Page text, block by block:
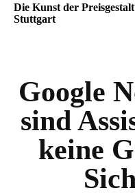
Die Kunst der
Stuttgart
Google
sind
keine